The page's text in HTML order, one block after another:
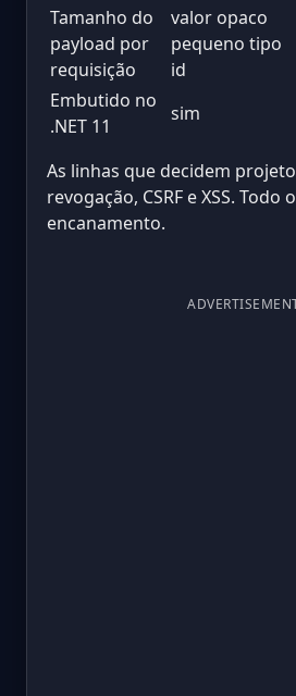
Tamanho do
payload por
requisição
valor opaco
pequeno tipo
id
Embutido no
.NET 11
sim
As linhas que decidem
revogação, CSRF e XSS. Todo
encanamento.